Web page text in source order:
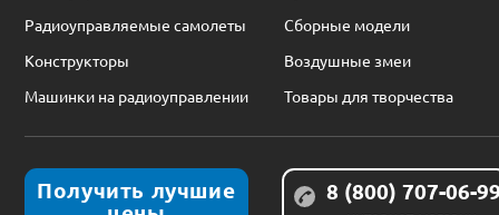
Радиоуправляемые самолеты
Сборные модели
Конструкторы
Воздушные змеи
Машинки на радиоуправлении
Товары для творчества
Получить лучшие
8 (800) 707-06-